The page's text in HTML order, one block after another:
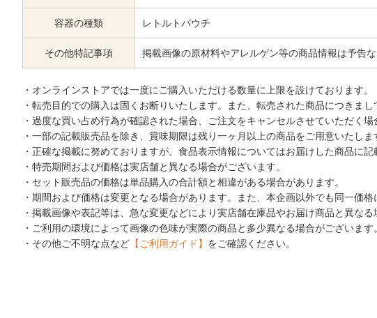
容器の種類 レトルトパウチ
その他特記事項 掲載画像の原材料やアレルゲン等の商品情報は予告
・オンラインストアでは一度にご購入いただける数量に上限を設けております。
・転売目的での購入は固くお断りいたします。また、転売された商品につきまし
・過度な買い占め行為が確認された場合、ご注文をキャンセルさせていただく場
・一部の記載販売品を除き、賞味期限は残り一ヶ月以上の商品をご用意いたしま
・正確な掲載に努めておりますが、食品表示情報についてはお届けした商品に記
・特売期間および価格は実店舗と異なる場合がございます。
・セット販売品の価格は単品購入の合計額と相違がある場合があります。
・期間および価格は変更となる場合があります。また、本企画以外でも同一価格
・掲載画像や表記等は、急な変更などにより実店舗在庫品やお届け商品と異なる
・ご利用の環境によって画像の色味が実際の商品と多少異なる場合がございます。
・その他ご不明な点など 【ご利用ガイド】 をご確認ください。